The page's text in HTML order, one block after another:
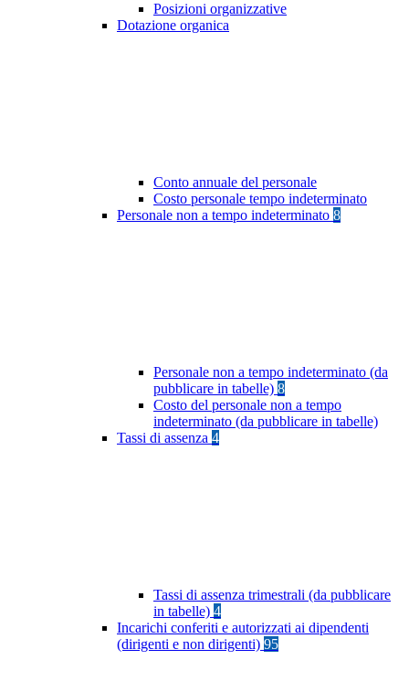
Posizioni organizzative
Dotazione organica
Conto annuale del personale
Costo personale tempo indeterminato
Personale non a tempo indeterminato 8
Personale non a tempo indeterminato (da
pubblicare in tabelle) 8
Costo del personale non a tempo
indeterminato (da pubblicare in tabelle)
Tassi di assenza 4
Tassi di assenza trimestrali (da pubblicare
in tabelle) 4
Incarichi conferiti e autorizzati ai dipendenti
(dirigenti e non dirigenti) 95